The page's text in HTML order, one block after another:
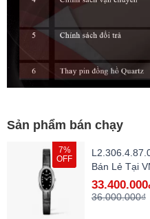
Sản phẩm bán chạy
7%
OFF
Bán Lẻ Tại
33.400.000
36.000.000₫